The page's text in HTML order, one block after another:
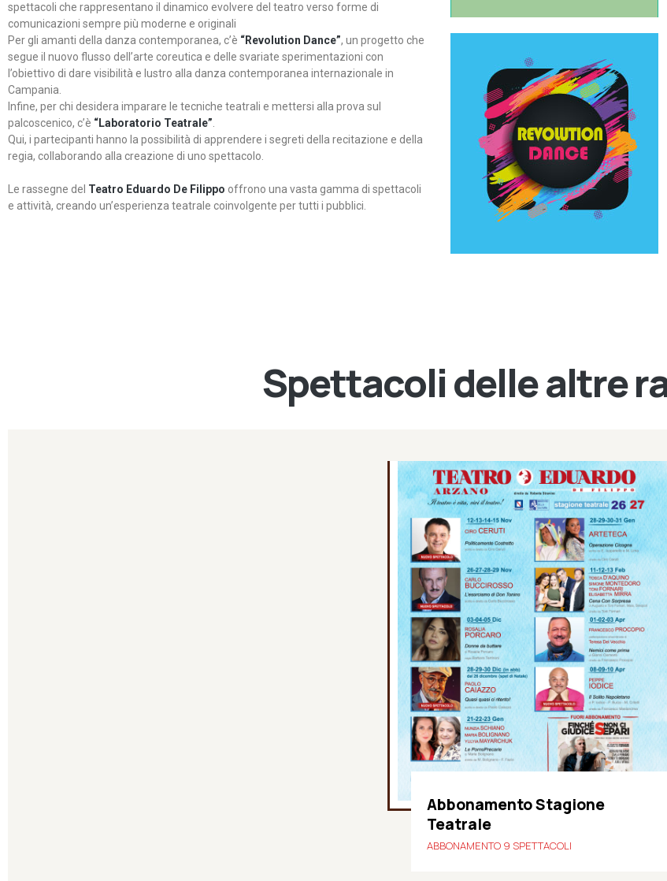
spettacoli che rappresentano il dinamico evolvere del teatro verso forme di
comunicazioni sempre più moderne e originali
Per gli amanti della danza contemporanea, c’è “Revolution Dance”, un progetto che
segue il nuovo flusso dell’arte coreutica e delle svariate sperimentazioni con
l’obiettivo di dare visibilità e lustro alla danza contemporanea internazionale in
Campania.
Infine, per chi desidera imparare le tecniche teatrali e mettersi alla prova sul
palcoscenico, c’è “Laboratorio Teatrale”
Qui, i partecipanti hanno la possibilità di apprendere i segreti della recitazione e della
regia, collaborando alla creazione di uno spettacolo.
Le rassegne del Teatro Eduardo De Filippo offrono una vasta gamma di spettacoli
e attività, creando un’esperienza teatrale coinvolgente per tutti i pubblici.
Revolution Dance
Rassegna di danza
contemporanea – I Edizione
Continua
Spettacoli delle altre
Abbonamento Stagione
Teatrale
ABBONAMENTO 9 SPETTACOLI